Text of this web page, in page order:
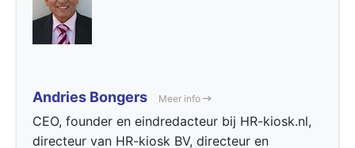
Andries Bongers Meer info
CEO, founder en eindredacteur bij HR-kiosk.nl,
directeur van HR-kiosk BV, directeur en